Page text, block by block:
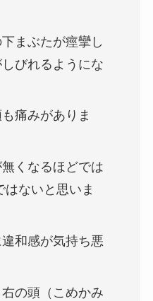
まぶたが痙攣し
びれるようにな
痛みがありま
くなるほどでは
はないと思いま
和感が気持ち悪
の頭（こめかみ